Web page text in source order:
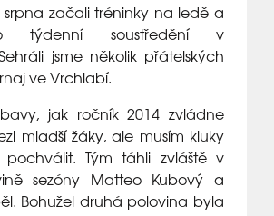
začali tréninky na ledě a
týdenní soustředění v
jsme několik přátelských
ve Vrchlabí.
jak ročník 2014 zvládne
mladší žáky, ale musím kluky
Tým táhli zvláště v
sezóny Matteo Kubový a
Bohužel druhá polovina byla